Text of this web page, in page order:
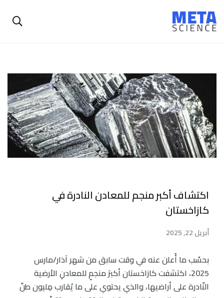
اكتشاف أكبر منجم للمعادن النادرة في
كازاخستان
أبريل 22, 2025
بحسْب ما أُعلن عنه في وقت سابق من شهر آذار/مارس
2025، اكتشفت كازاخستان أكبرَ منجمٍ للمعادنِ الأرضية
النّادرة على أراضيها، والذي يحتوي على ما يُقارب مِليون طنّ